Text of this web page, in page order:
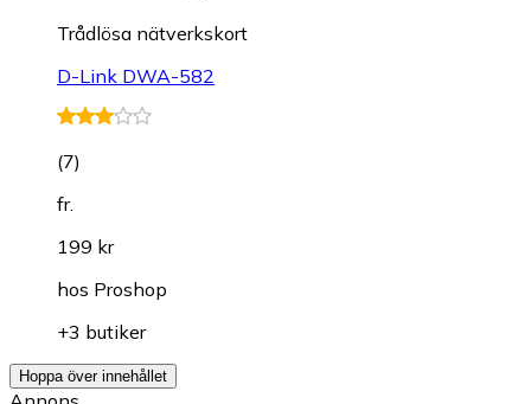
Trådlösa nätverkskort
D-Link DWA-582
(7)
fr.
199 kr
hos Proshop
+3 butiker
Hoppa över innehållet